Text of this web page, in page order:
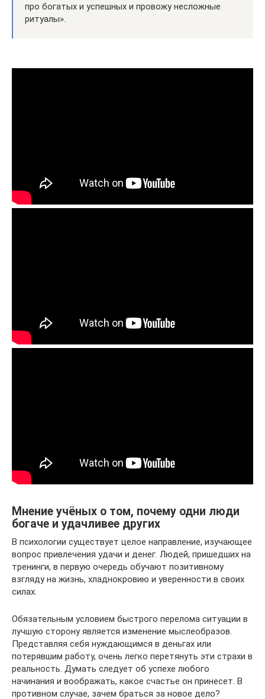
про богатых и успешных и провожу несложные
ритуалы».
Мнение учёных о том, почему одни люди
богаче и удачливее других
В психологии существует целое направление, изучающее
вопрос привлечения удачи и денег. Людей, пришедших на
тренинги, в первую очередь обучают позитивному
взгляду на жизнь, хладнокровию и уверенности в своих
силах.
Обязательным условием быстрого перелома ситуации в
лучшую сторону является изменение мыслеобразов.
Представляя себя нуждающимся в деньгах или
потерявшим работу, очень легко перетянуть эти страхи в
реальность. Думать следует об успехе любого
начинания и воображать, какое счастье он принесет. В
противном случае, зачем браться за новое дело?